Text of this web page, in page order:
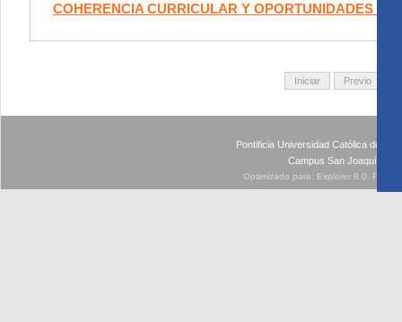
COHERENCIA CURRICULAR Y OPORTUNIDADES
Iniciar Previo
Pontificia Universidad Católica de
Campus San Joaquín -
Optimizado para: Explorer 8.0,